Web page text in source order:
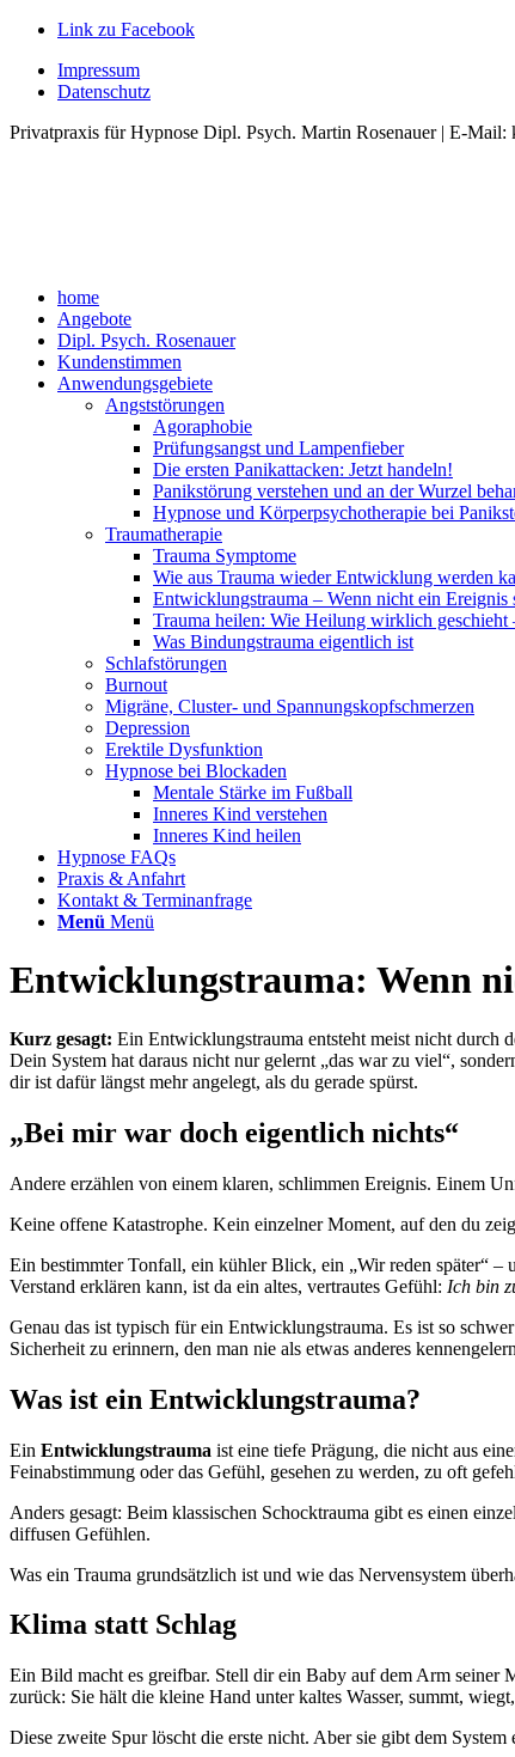
Link zu Facebook
Impressum
Datenschutz
Privatpraxis für Hypnose Dipl. Psych. Martin Rosenauer | E-Mail:
home
Angebote
Dipl. Psych. Rosenauer
Kundenstimmen
Anwendungsgebiete
Angststörungen
Agoraphobie
Prüfungsangst und Lampenfieber
Die ersten Panikattacken: Jetzt handeln!
Panikstörung verstehen und an der Wurzel
Hypnose und Körperpsychotherapie bei
Traumatherapie
Trauma Symptome
Wie aus Trauma wieder Entwicklung werden
Entwicklungstrauma – Wenn nicht ein
Trauma heilen: Wie Heilung wirklich
Was Bindungstrauma eigentlich ist
Schlafstörungen
Burnout
Migräne, Cluster- und Spannungskopfschmerzen
Depression
Erektile Dysfunktion
Hypnose bei Blockaden
Mentale Stärke im Fußball
Inneres Kind verstehen
Inneres Kind heilen
Hypnose FAQs
Praxis & Anfahrt
Kontakt & Terminanfrage
Menü Menü
Entwicklungstrauma: Wenn
Kurz gesagt: Ein Entwicklungstrauma entsteht meist nicht durch
Dein System hat daraus nicht nur gelernt „das war zu viel“,
dir ist dafür längst mehr angelegt, als du gerade spürst.
„Bei mir war doch eigentlich nichts“
Andere erzählen von einem klaren, schlimmen Ereignis. Einem
Keine offene Katastrophe. Kein einzelner Moment, auf den du
Ein bestimmter Tonfall, ein kühler Blick, ein „Wir reden später“
Verstand erklären kann, ist da ein altes, vertrautes Gefühl: Ich bin
Genau das ist typisch für ein Entwicklungstrauma. Es ist so
Sicherheit zu erinnern, den man nie als etwas anderes
Was ist ein Entwicklungstrauma?
Ein Entwicklungstrauma ist eine tiefe Prägung, die nicht aus
Feinabstimmung oder das Gefühl, gesehen zu werden, zu oft
Anders gesagt: Beim klassischen Schocktrauma gibt es einen
diffusen Gefühlen.
Was ein Trauma grundsätzlich ist und wie das Nervensystem
Klima statt Schlag
Ein Bild macht es greifbar. Stell dir ein Baby auf dem Arm seiner
zurück: Sie hält die kleine Hand unter kaltes Wasser, summt,
Diese zweite Spur löscht die erste nicht. Aber sie gibt dem